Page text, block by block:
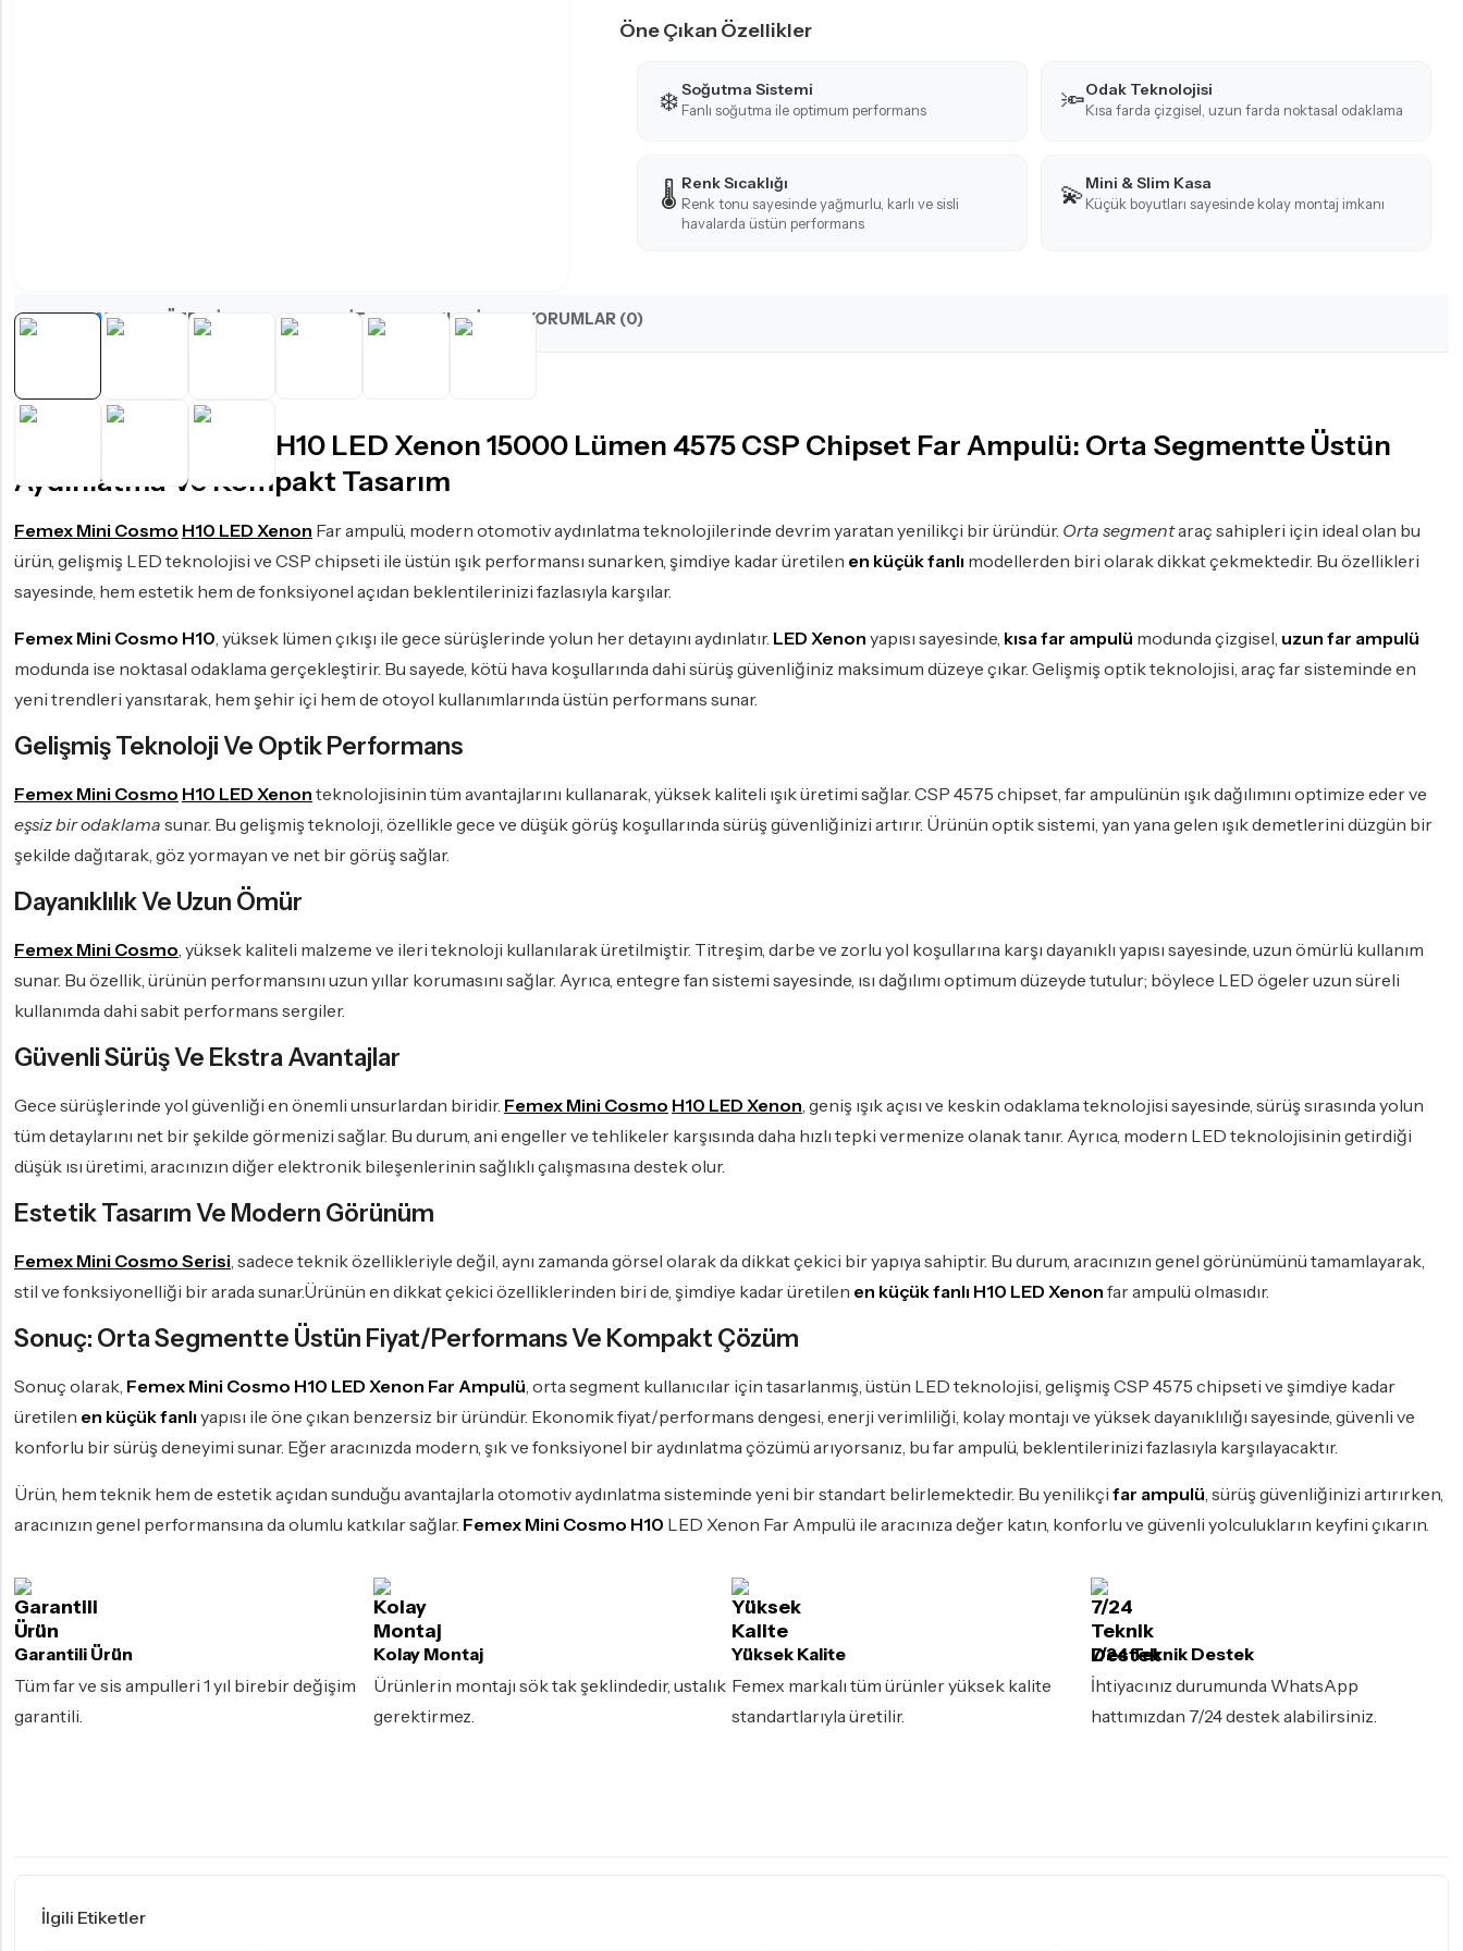
Öne Çıkan Özellikler
❄️Soğutma Sistemi
Fanlı soğutma ile optimum performans 🔦Odak Teknolojisi
Kısa farda çizgisel, uzun farda noktasal odaklama
🌡️ Renk Sıcaklığı
Renk tonu sayesinde yağmurlu, karlı ve sisli
havalarda üstün performans
💫Mini & Slim Kasa
Küçük boyutları sayesinde kolay montaj imkanı
AÇIKLAMA ÖZELLIKLER TAKSIT SEÇENEKLERI YORUMLAR (0)
Femex Mini Cosmo H10 LED Xenon 15000 Lümen 4575 CSP Chipset Far Ampulü: Orta Segmentte Üstün
Aydınlatma Ve Kompakt Tasarım
Femex Mini Cosmo H10 LED Xenon Far ampulü, modern otomotiv aydınlatma teknolojilerinde devrim yaratan yenilikçi bir üründür. Orta segmentaraç sahipleri için ideal olan bu
ürün, gelişmiş LED teknolojisi ve CSP chipseti ile üstün ışık performansı sunarken, şimdiye kadar üretilen en küçük fanlı modellerden biri olarak dikkat çekmektedir. Bu özellikleri
sayesinde, hem estetik hem de fonksiyonel açıdan beklentilerinizi fazlasıyla karşılar.
Femex Mini Cosmo H10 , yüksek lümen çıkışı ile gece sürüşlerinde yolun her detayını aydınlatır. LED Xenon yapısı sayesinde, kısa far ampulü modunda çizgisel, uzun far ampulü
modunda ise noktasal odaklama gerçekleştirir. Bu sayede, kötü hava koşullarında dahi sürüş güvenliğiniz maksimum düzeye çıkar. Gelişmiş optik teknolojisi, araç far sisteminde en
yeni trendleri yansıtarak, hem şehir içi hem de otoyol kullanımlarında üstün performans sunar.
Gelişmiş Teknoloji Ve Optik Performans
Femex Mini Cosmo H10 LED Xenon teknolojisinin tüm avantajlarını kullanarak, yüksek kaliteli ışık üretimi sağlar. CSP 4575 chipset, far ampulünün ışık dağılımını optimize eder ve
eşsiz bir odaklama sunar. Bu gelişmiş teknoloji, özellikle gece ve düşük görüş koşullarında sürüş güvenliğinizi artırır. Ürünün optik sistemi, yan yana gelen ışık demetlerini düzgün bir
şekilde dağıtarak, göz yormayan ve net bir görüş sağlar.
Dayanıklılık Ve Uzun Ömür
Femex Mini Cosmo , yüksek kaliteli malzeme ve ileri teknoloji kullanılarak üretilmiştir. Titreşim, darbe ve zorlu yol koşullarına karşı dayanıklı yapısı sayesinde, uzun ömürlü kullanım
sunar. Bu özellik, ürünün performansını uzun yıllar korumasını sağlar. Ayrıca, entegre fan sistemi sayesinde, ısı dağılımı optimum düzeyde tutulur; böylece LED ögeler uzun süreli
kullanımda dahi sabit performans sergiler.
Güvenli Sürüş Ve Ekstra Avantajlar
Gece sürüşlerinde yol güvenliği en önemli unsurlardan biridir. Femex Mini Cosmo H10 LED Xenon , geniş ışık açısı ve keskin odaklama teknolojisi sayesinde, sürüş sırasında yolun
tüm detaylarını net bir şekilde görmenizi sağlar. Bu durum, ani engeller ve tehlikeler karşısında daha hızlı tepki vermenize olanak tanır. Ayrıca, modern LED teknolojisinin getirdiği
düşük ısı üretimi, aracınızın diğer elektronik bileşenlerinin sağlıklı çalışmasına destek olur.
Estetik Tasarım Ve Modern Görünüm
Femex Mini Cosmo Serisi , sadece teknik özellikleriyle değil, aynı zamanda görsel olarak da dikkat çekici bir yapıya sahiptir. Bu durum, aracınızın genel görünümünü tamamlayarak,
stil ve fonksiyonelliği bir arada sunar.Ürünün en dikkat çekici özelliklerinden biri de, şimdiye kadar üretilen en küçük fanlı H10 LED Xenon far ampulü olmasıdır.
Sonuç: Orta Segmentte Üstün Fiyat/Performans Ve Kompakt Çözüm
Sonuç olarak, Femex Mini Cosmo H10 LED Xenon Far Ampulü , orta segment kullanıcılar için tasarlanmış, üstün LED teknolojisi, gelişmiş CSP 4575 chipseti ve şimdiye kadar
üretilen en küçük fanlıyapısı ile öne çıkan benzersiz bir üründür. Ekonomik fiyat/performans dengesi, enerji verimliliği, kolay montajı ve yüksek dayanıklılığı sayesinde, güvenli ve
konforlu bir sürüş deneyimi sunar. Eğer aracınızda modern, şık ve fonksiyonel bir aydınlatma çözümü arıyorsanız, bu far ampulü, beklentilerinizi fazlasıyla karşılayacaktır.
Ürün, hem teknik hem de estetik açıdan sunduğu avantajlarla otomotiv aydınlatma sisteminde yeni bir standart belirlemektedir. Bu yenilikçi far ampulü , sürüş güvenliğinizi artırırken,
aracınızın genel performansına da olumlu katkılar sağlar. Femex Mini Cosmo H10 LED Xenon Far Ampulü ile aracınıza değer katın, konforlu ve güvenli yolculukların keyfini çıkarın.
Garantili Ürün
Tüm far ve sis ampulleri 1 yıl birebir değişim
garantili.
Kolay Montaj
Ürünlerin montajı sök tak şeklindedir, ustalık
gerektirmez.
Yüksek Kalite
Femex markalı tüm ürünler yüksek kalite
standartlarıyla üretilir.
7/24 Teknik Destek
İhtiyacınız durumunda WhatsApp
hattımızdan 7/24 destek alabilirsiniz.
İlgili Etiketler
PSY24W LED Ampul
C5W - C10W Sofit LED Ampul